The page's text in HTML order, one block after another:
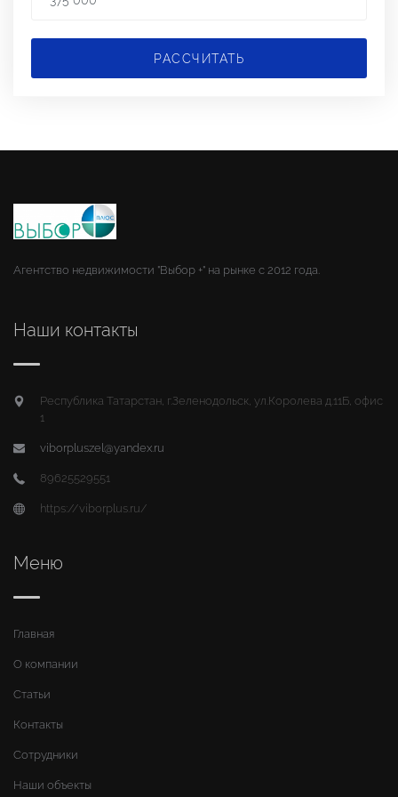
РАССЧИТАТЬ
Агентство недвижимости "Выбор +" на рынке с 2012 года.
Наши контакты
Республика Татарстан, г.Зеленодольск, ул.Королева д.11Б, офис
1
viborpluszel@yandex.ru
89625529551
https://viborplus.ru/
Меню
Главная
О компании
Статьи
Контакты
Сотрудники
Наши объекты